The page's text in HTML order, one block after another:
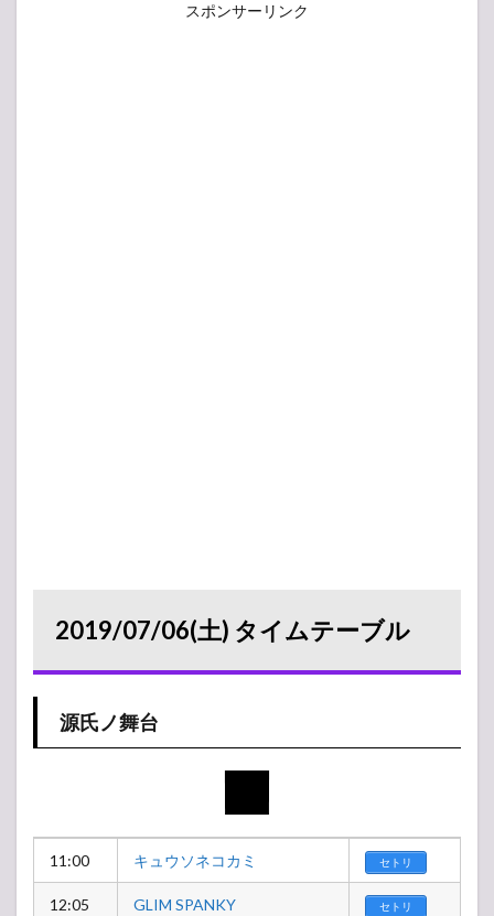
スポンサーリンク
2019/07/06(土) タイムテーブル
源氏ノ舞台
11:00 キュウソネコカミ セトリ
12:05 GLIM SPANKY セトリ